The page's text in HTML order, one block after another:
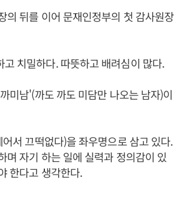
의 뒤를 이어 문재인정부의 첫 감사원장
고 치밀하다. 따뜻하고 배려심이 많다.
미남'(까도 까도 미담만 나오는 남자)이
어서 끄떡없다)을 좌우명으로 삼고 있다.
며 자기 하는 일에 실력과 정의감이 있
한다고 생각한다.